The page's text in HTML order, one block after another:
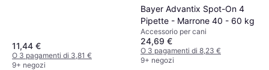
11,44 €
O 3 pagamenti di 3,81 €
9+ negozi
Bayer Advantix Spot-On 4
Pipette - Marrone 40 - 60 kg
Accessorio per cani
24,69 €
O 3 pagamenti di 8,23 €
9+ negozi